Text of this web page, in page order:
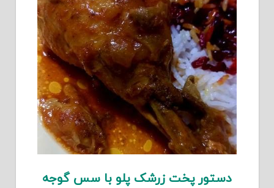
دستور پخت زرشک پلو با سس گوجه